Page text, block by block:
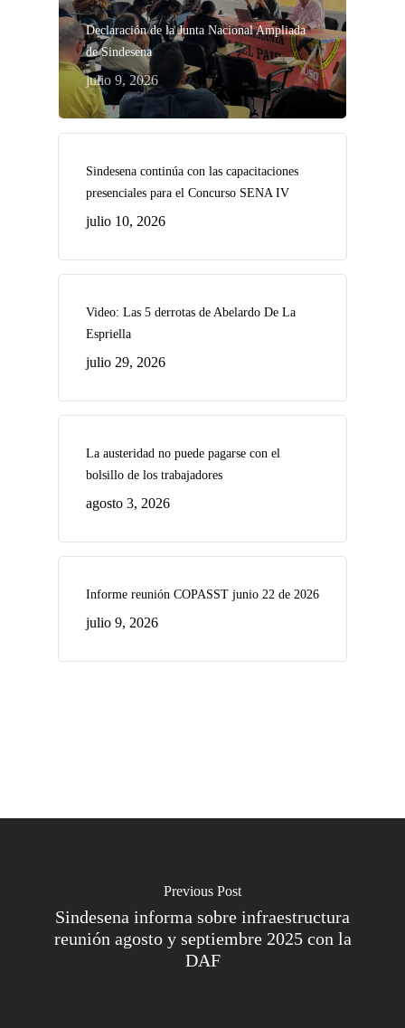
Declaración de la Junta Nacional Ampliada
de Sindesena
julio 9, 2026
Sindesena continúa con las capacitaciones
presenciales para el Concurso SENA IV
julio 10, 2026
Video: Las 5 derrotas de Abelardo De La
Espriella
julio 29, 2026
La austeridad no puede pagarse con el
bolsillo de los trabajadores
agosto 3, 2026
Informe reunión COPASST junio 22 de 2026
julio 9, 2026
Previous Post
Sindesena informa sobre infraestructura
reunión agosto y septiembre 2025 con la
DAF